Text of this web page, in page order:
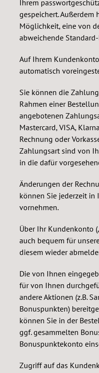
Ihrem
gespeichert. Außerdem
Möglichkeit, eine von
abweichende
Auf Ihrem
automatisch
Sie können die
Rahmen einer
angebotenen
Mastercard, VISA,
Rechnung oder
Zahlungsart sind von
in die dafür
Änderungen der
können Sie jederzeit
vornehmen.
Über Ihr Kundenkonto
auch bequem für
diesem wieder
Die von Ihnen
für von Ihnen
andere Aktionen (z.B.
Bonuspunkten)
können Sie in der
ggf. gesammelten
Bonuspunktekonto
Zugriff auf das